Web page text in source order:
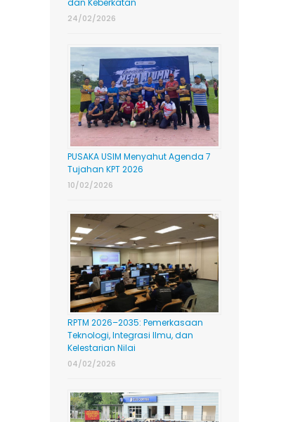
dan Keberkatan
24/02/2026
PUSAKA USIM Menyahut Agenda 7
Tujahan KPT 2026
10/02/2026
RPTM 2026–2035: Pemerkasaan
Teknologi, Integrasi Ilmu, dan
Kelestarian Nilai
04/02/2026